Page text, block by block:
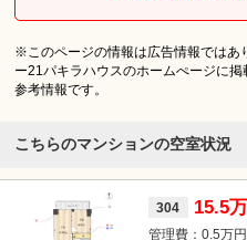
※このページの情報は広告情報ではあ
ー21パキラハウスのホームぺージに
参考情報です。
こちらのマンションの空室状況
304 15.5
0.5万円